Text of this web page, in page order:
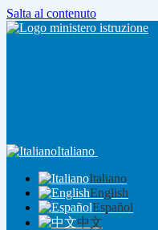
Salta al contenuto
Italiano
Italiano
English
Español
中文